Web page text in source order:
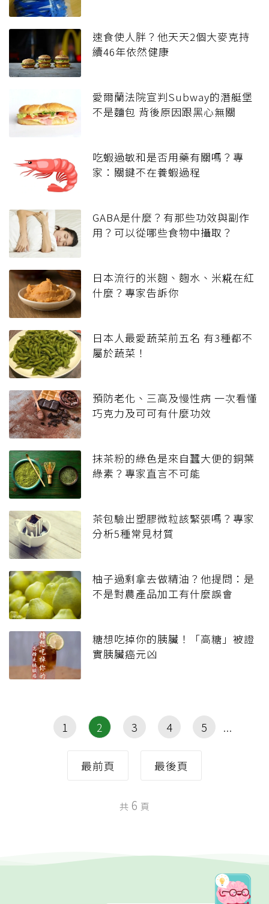
速食使人胖？他天天2個大麥克持
續46年依然健康
愛爾蘭法院宣判Subway的潛艇堡
不是麵包 背後原因跟黑心無關
吃蝦過敏和是否用藥有關嗎？專
家：關鍵不在養蝦過程
GABA是什麼？有那些功效與副作
用？可以從哪些食物中攝取？
日本流行的米麴、麴水、米糀在紅
什麼？專家告訴你
日本人最愛蔬菜前五名 有3種都不
屬於蔬菜！
預防老化、三高及慢性病 一次看懂
巧克力及可可有什麼功效
抹茶粉的綠色是來自蠶大便的銅葉
綠素？專家直言不可能
茶包驗出塑膠微粒該緊張嗎？專家
分析5種常見材質
柚子過剩拿去做精油？他提問：是
不是對農產品加工有什麼誤會
糖想吃掉你的胰臟！「高糖」被證
實胰臟癌元凶
最前頁
1 2 3 4 5
最後頁
共 6 頁